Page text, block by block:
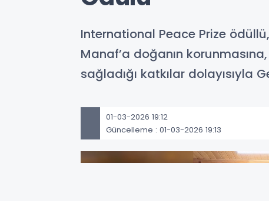
International Peace Prize
Manaf’a doğanın
sağladığı katkılar dolayısıyla
01-03-2026 19:12
Güncelleme : 01-03-2026 19:13